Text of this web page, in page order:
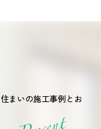
住まいの施工事例とお